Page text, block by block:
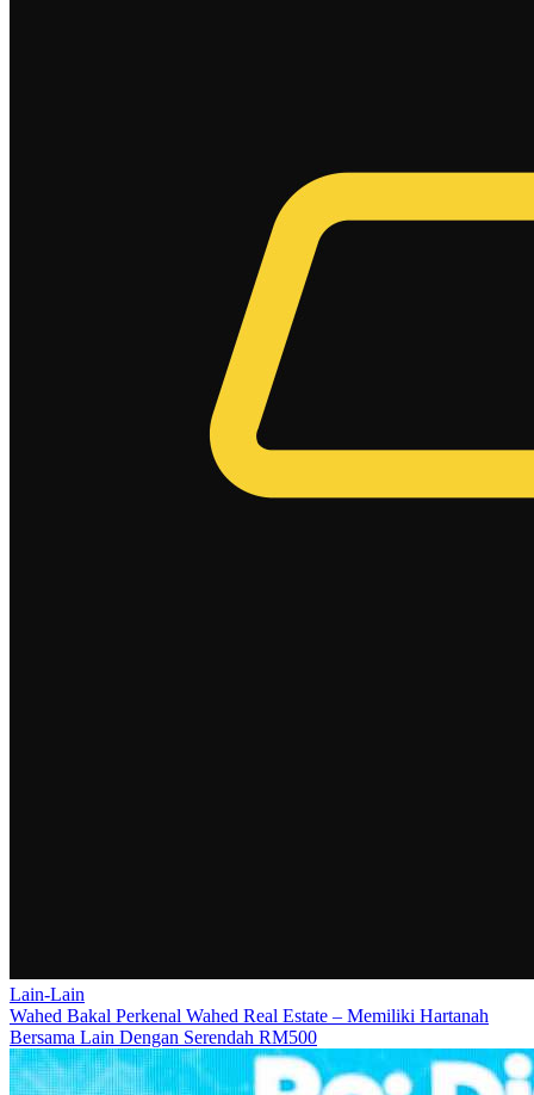
Lain-Lain
Wahed Bakal Perkenal Wahed Real Estate – Memiliki Hartanah
Bersama Lain Dengan Serendah RM500